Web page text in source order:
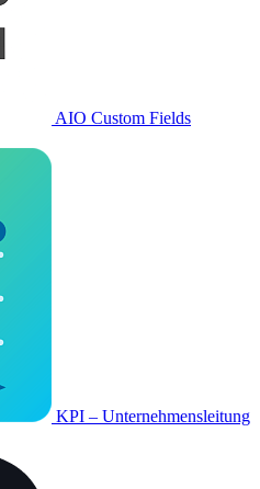
AIO Custom Fields
KPI – Unternehmensleitung